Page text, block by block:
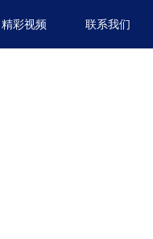
精彩视频 联系我们